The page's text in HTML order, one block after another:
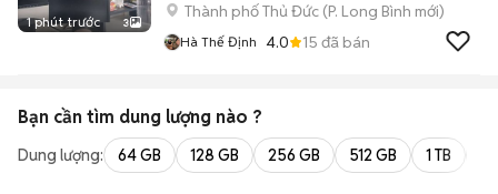
1 phút trước 3
Thành phố Thủ Đức (P. Long Bình mới)
Hà Thế Định 4.0 15 đã bán
Bạn cần tìm dung lượng nào ?
Dung lượng: 64 GB 128 GB 256 GB 512 GB 1 TB